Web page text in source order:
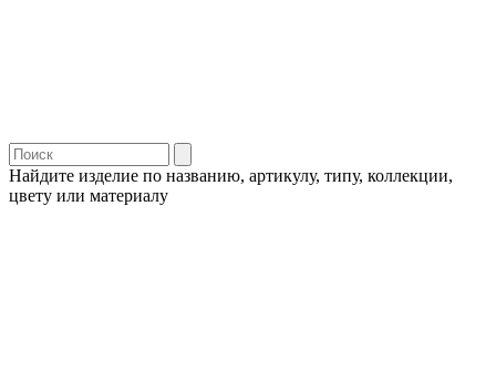
Найдите изделие по названию, артикулу, типу, коллекции,
цвету или материалу